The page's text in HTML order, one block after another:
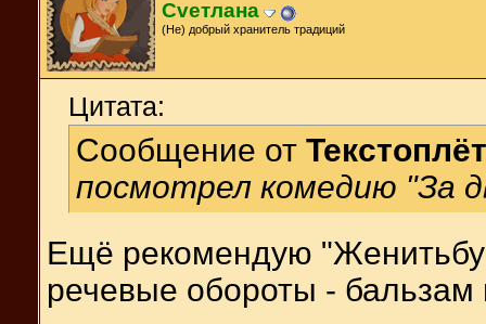
Cveтлана
(Не) добрый хранитель традиций
Цитата:
Сообщение от Текстоплёт
посмотрел комедию "За
Ещё рекомендую
речевые обороты -